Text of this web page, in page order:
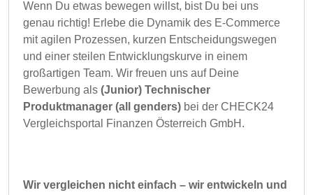
Wenn Du etwas bewegen willst, bist Du bei uns
genau richtig! Erlebe die Dynamik des E-Commerce
mit agilen Prozessen, kurzen Entscheidungswegen
und einer steilen Entwicklungskurve in einem
großartigen Team. Wir freuen uns auf Deine
Bewerbung als (Junior) Technischer
Produktmanager (all genders) bei der CHECK24
Vergleichsportal Finanzen Österreich GmbH.
Wir vergleichen nicht einfach – wir entwickeln und